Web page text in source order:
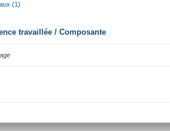
(1)
travaillée / Composante